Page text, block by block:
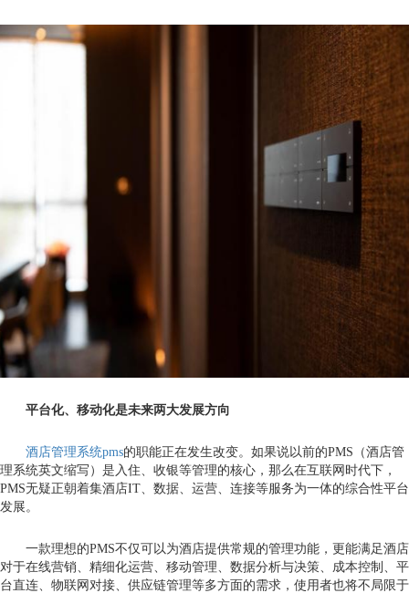
平台化、移动化是未来两大发展方向
酒店管理系统pms的职能正在发生改变。如果说以前的PMS（酒店管
理系统英文缩写）是入住、收银等管理的核心，那么在互联网时代下，
PMS无疑正朝着集酒店IT、数据、运营、连接等服务为一体的综合性平台
发展。
一款理想的PMS不仅可以为酒店提供常规的管理功能，更能满足酒店
对于在线营销、精细化运营、移动管理、数据分析与决策、成本控制、平
台直连、物联网对接、供应链管理等多方面的需求，使用者也将不局限于